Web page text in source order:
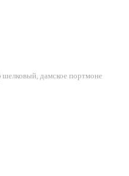
дамское портмоне